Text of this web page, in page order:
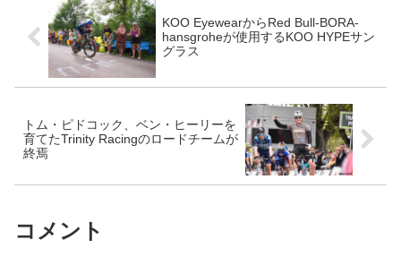
KOO EyewearからRed Bull-BORA-
hansgroheが使用するKOO HYPEサン
グラス
トム・ピドコック、ベン・ヒーリーを
育てたTrinity Racingのロードチームが
終焉
コメント